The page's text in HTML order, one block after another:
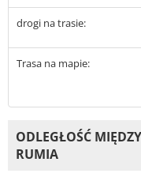
drogi na trasie:
Trasa na mapie:
ODLEGŁOŚĆ
RUMIA